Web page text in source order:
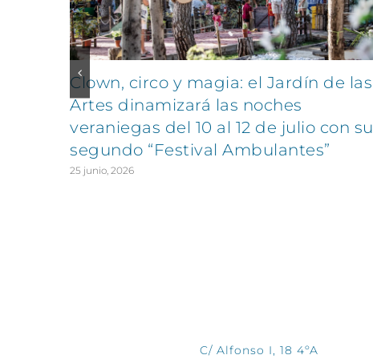
Clown, circo y magia: el Jardín de las
Artes dinamizará las noches
veraniegas del 10 al 12 de julio con su
segundo “Festival Ambulantes”
25 junio, 2026
C/ Alfonso I, 18 4ºA